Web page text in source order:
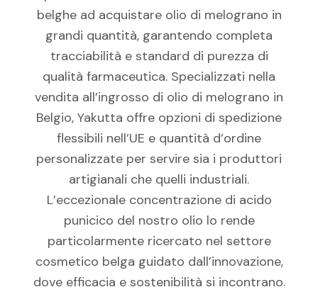
belghe ad acquistare olio di melograno in
grandi quantità, garantendo completa
tracciabilità e standard di purezza di
qualità farmaceutica. Specializzati nella
vendita all’ingrosso di olio di melograno in
Belgio, Yakutta offre opzioni di spedizione
flessibili nell’UE e quantità d’ordine
personalizzate per servire sia i produttori
artigianali che quelli industriali.
L’eccezionale concentrazione di acido
punicico del nostro olio lo rende
particolarmente ricercato nel settore
cosmetico belga guidato dall’innovazione,
dove efficacia e sostenibilità si incontrano.